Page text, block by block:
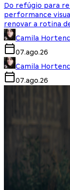
Do refúgio para
performance
renovar a rotina
Camila
07.ago.26
Camila
07.ago.26